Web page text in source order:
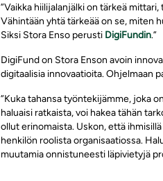
”Vaikka hiilijalanjälki on tärkeä
Vähintään yhtä tärkeää on se, miten
Siksi Stora Enso perusti DigiFundin.”
DigiFund on Stora Enson avoin
digitaalisia innovaatioita. Ohjelmaan
”Kuka tahansa työntekijämme, joka
haluaisi ratkaista, voi hakea tähän
ollut erinomaista. Uskon, että
henkilön roolista organisaatiossa.
muutamia onnistuneesti läpivietyjä